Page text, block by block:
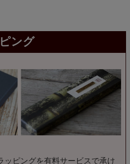
ング
ッピングを有料サービスで承け